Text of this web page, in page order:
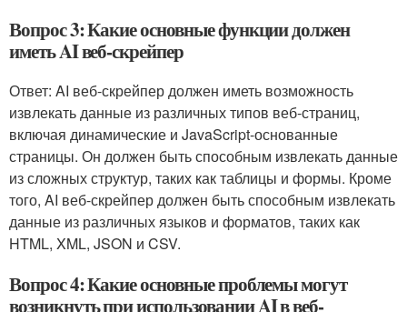
Вопрос 3: Какие основные функции должен
иметь AI веб-скрейпер
Ответ: AI веб-скрейпер должен иметь возможность
извлекать данные из различных типов веб-страниц,
включая динамические и JavaScript-основанные
страницы. Он должен быть способным извлекать данные
из сложных структур, таких как таблицы и формы. Кроме
того, AI веб-скрейпер должен быть способным извлекать
данные из различных языков и форматов, таких как
HTML, XML, JSON и CSV.
Вопрос 4: Какие основные проблемы могут
возникнуть при использовании AI в веб-